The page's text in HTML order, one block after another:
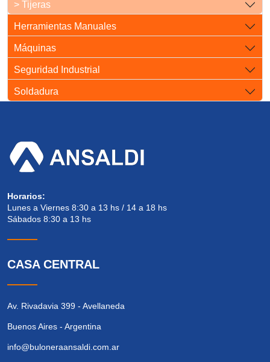
> Tijeras
Herramientas Manuales
Máquinas
Seguridad Industrial
Soldadura
Horarios:
Lunes a Viernes 8:30 a 13 hs / 14 a 18 hs
Sábados 8:30 a 13 hs
CASA CENTRAL
Av. Rivadavia 399 - Avellaneda
Buenos Aires - Argentina
info@buloneraansaldi.com.ar